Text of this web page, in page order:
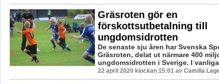
Gräsroten gör en
förskottsutbetalning till
ungdomsidrotten
De senaste sju åren har Svenska
Gräsroten, delat ut närmare 400
ungdomsidrotten i Sverige. I
22 april 2020 klockan 15:01 av Camilla